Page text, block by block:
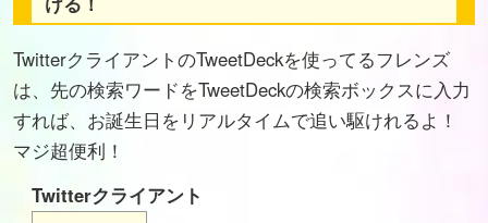
TwitterクライアントのTweetDeckを使ってるフレンズ
は、先の検索ワードをTweetDeckの検索ボックスに入力
すれば、お誕生日をリアルタイムで追い駆けれるよ！
マジ超便利！
Twitterクライアント